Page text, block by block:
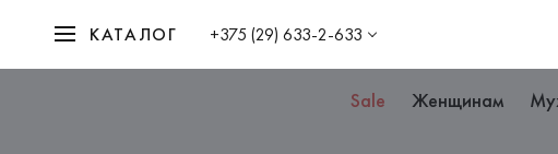
КАТАЛОГ +375 (29) 633-2-633
Sale Женщинам